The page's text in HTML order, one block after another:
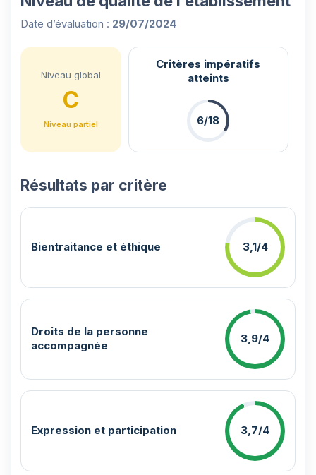
Date d’évaluation : 29/07/2024
Niveau global
C
Niveau partiel
Critères impératifs
atteints
6/18
Résultats par critère
Bientraitance et éthique 3,1/4
Droits de la personne
accompagnée
3,9/4
Expression et participation 3,7/4